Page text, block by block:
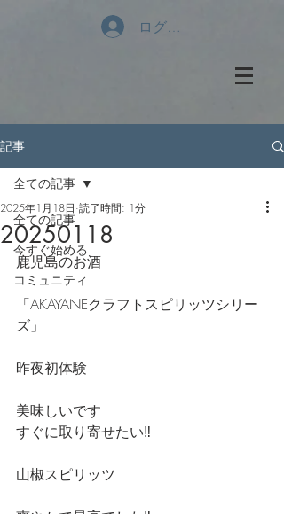
ログイン
記事
全ての記事
今すぐ始める
コミュニティ
全ての記事
20250118
2025年1月18日 読了時間: 1分
鹿児島のお酒
「AKAYANEクラフトスピリッツシリー
ズ」
昨夜初体験
美味しいです
すぐに取り寄せたい‼️
山椒スピリッツ